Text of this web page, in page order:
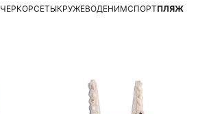
КОРСЕТЫКРУЖЕВОДЕНИМСПОРТПЛЯЖ